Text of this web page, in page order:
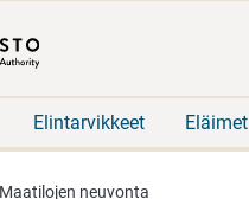
Elintarvikkeet Eläimet
Maatilojen neuvonta